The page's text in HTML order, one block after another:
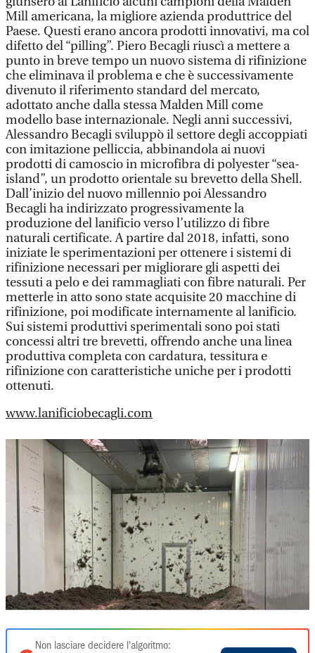
Mill americana, la migliore azienda produttrice del
Paese. Questi erano ancora prodotti innovativi, ma col
difetto del “pilling”. Piero Becagli riuscì a mettere a
punto in breve tempo un nuovo sistema di rifinizione
che eliminava il problema e che è successivamente
divenuto il riferimento standard del mercato,
adottato anche dalla stessa Malden Mill come
modello base internazionale. Negli anni successivi,
Alessandro Becagli sviluppò il settore degli accoppiati
con imitazione pelliccia, abbinandola ai nuovi
prodotti di camoscio in microfibra di polyester “sea-
island”, un prodotto orientale su brevetto della Shell.
Dall’inizio del nuovo millennio poi Alessandro
Becagli ha indirizzato progressivamente la
produzione del lanificio verso l’utilizzo di fibre
naturali certificate. A partire dal 2018, infatti, sono
iniziate le sperimentazioni per ottenere i sistemi di
rifinizione necessari per migliorare gli aspetti dei
tessuti a pelo e dei rammagliati con fibre naturali. Per
metterle in atto sono state acquisite 20 macchine di
rifinizione, poi modificate internamente al lanificio.
Sui sistemi produttivi sperimentali sono poi stati
concessi altri tre brevetti, offrendo anche una linea
produttiva completa con cardatura, tessitura e
rifinizione con caratteristiche uniche per i prodotti
ottenuti.
www.lanificiobecagli.com
Non lasciare decidere l'algoritmo: